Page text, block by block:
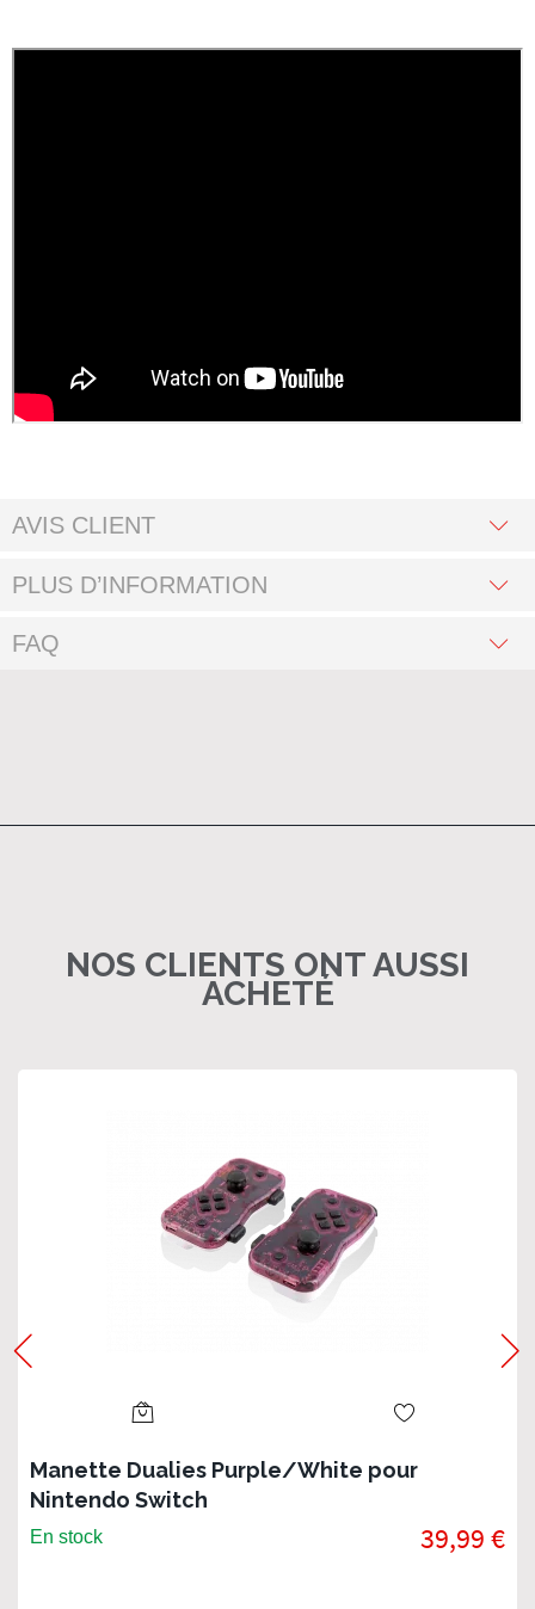
AVIS CLIENT
PLUS D’INFORMATION
FAQ
NOS CLIENTS ONT AUSSI
ACHETÉ
Manette Dualies Purple/White pour
Nintendo Switch
En stock 39,99 €